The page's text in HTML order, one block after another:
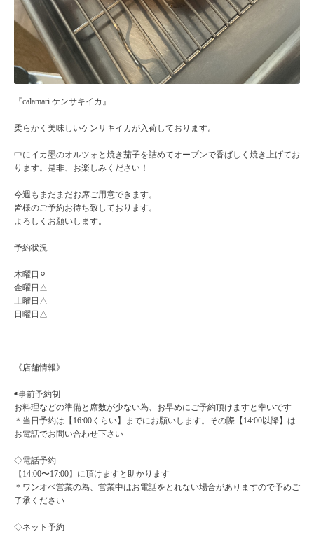
『calamari ケンサキイカ』
柔らかく美味しいケンサキイカが入荷しております。
中にイカ墨のオルツォと焼き茄子を詰めてオーブンで香ばしく焼き上げてお
ります。是非、お楽しみください！
今週もまだまだお席ご用意できます。
皆様のご予約お待ち致しております。
よろしくお願いします。
予約状況
木曜日⚪︎
金曜日△
土曜日△
日曜日△
《店舗情報》
◉事前予約制
お料理などの準備と席数が少ない為、お早めにご予約頂けますと幸いです
＊当日予約は【16:00くらい】までにお願いします。その際【14:00以降】は
お電話でお問い合わせ下さい
◇電話予約
【14:00〜17:00】に頂けますと助かります
＊ワンオペ営業の為、営業中はお電話をとれない場合がありますので予めご
了承ください
◇ネット予約